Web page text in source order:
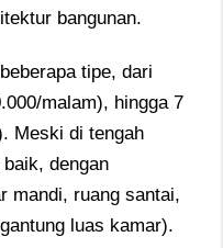
bangunan.
tipe, dari
malam), hingga 7
Meski di tengah
dengan
mandi, ruang santai,
luas kamar).